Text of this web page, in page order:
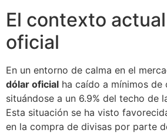
El contexto
oficial
En un entorno de calma en el
dólar oficial ha caído a mínimos de
situándose a un 6.9% del techo de
Esta situación se ha visto
en la compra de divisas por parte